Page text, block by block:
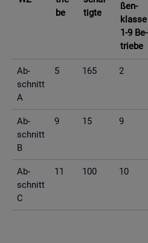
be
tig­te
ßen­
klas­se
1-9 Be­
trie­be
Ab­
schnitt
A
5 165 2
Ab­
schnitt
B
9 15 9
Ab­
schnitt
C
11 100 10